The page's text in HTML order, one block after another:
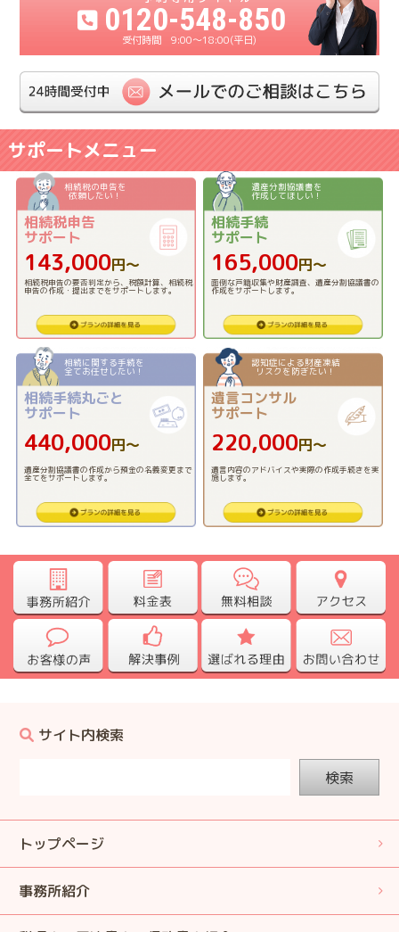
0120-548-850
9:00〜18:00(平日)
サポートメニュー
相続税の申告を
依頼したい！
相続税申告
サポート
143,000円〜
相続税申告の要否判定から、税額計算、相続税
申告の作成・提出までをサポートします。
遺産分割協議書を
作成してほしい！
相続手続
サポート
165,000円〜
面倒な戸籍収集や財産調査、遺産分割協議書の
作成をサポートします。
相続に関する手続を
全てお任せしたい！
相続手続丸ごと
サポート
440,000円〜
遺産分割協議書の作成から預金の名義変更まで
全てをサポートします。
認知症による財産凍結
リスクを防ぎたい！
遺言コンサル
サポート
220,000円〜
遺言内容のアドバイスや実際の作成手続きを実
施します。
サイト内検索
検索
トップページ
事務所紹介